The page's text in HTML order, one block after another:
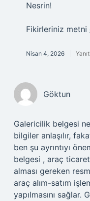
Nesrin!
Fikirleriniz metni
Nisan 4, 2026
Göktun
Galericilik belgesi
bilgiler anlaşılır,
ben şu ayrıntıyı
belgesi , araç
alması gereken
araç alım-satım
yapılmasını sağlar.